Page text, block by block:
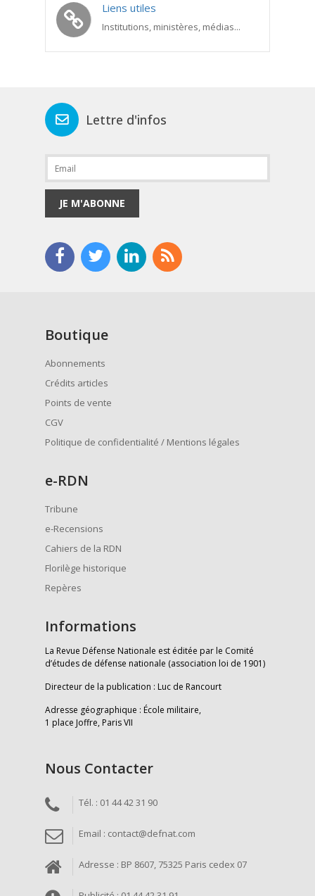
Liens utiles
Institutions, ministères, médias...
Lettre d'infos
JE M'ABONNE
Boutique
Abonnements
Crédits articles
Points de vente
CGV
Politique de confidentialité / Mentions légales
e-RDN
Tribune
e-Recensions
Cahiers de la RDN
Florilège historique
Repères
Informations
La Revue Défense Nationale est éditée par le Comité
d’études de défense nationale (association loi de 1901)
Directeur de la publication : Luc de Rancourt
Adresse géographique : École militaire,
1 place Joffre, Paris VII
Nous Contacter
Tél. : 01 44 42 31 90
Email : contact@defnat.com
Adresse : BP 8607, 75325 Paris cedex 07